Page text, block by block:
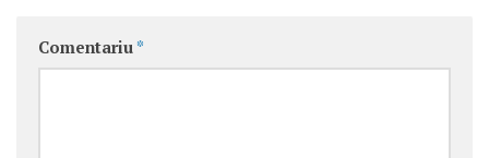
Comentariu *